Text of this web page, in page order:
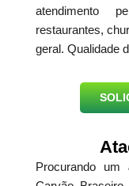
atendimento
restaurantes,
geral. Qualidade
Procurando um